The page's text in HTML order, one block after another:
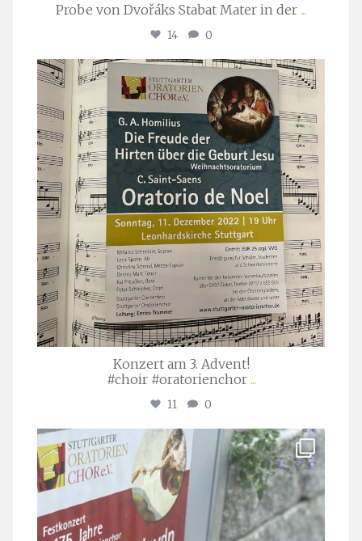
Probe von Dvořáks Stabat Mater in der ...
14 0
stuttgarter_oratorienchor
Nov. 29
Konzert am 3. Advent!
#choir #oratorienchor ...
11 0
stuttgarter_oratorienchor
Juli 23